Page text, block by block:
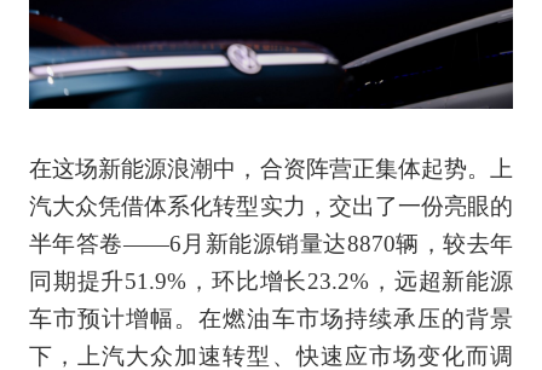
在这场新能源浪潮中，合资阵营正集体起势。上
汽大众凭借体系化转型实力，交出了一份亮眼的
半年答卷——6月新能源销量达8870辆，较去年
同期提升51.9%，环比增长23.2%，远超新能源
车市预计增幅。在燃油车市场持续承压的背景
下，上汽大众加速转型、快速应市场变化而调